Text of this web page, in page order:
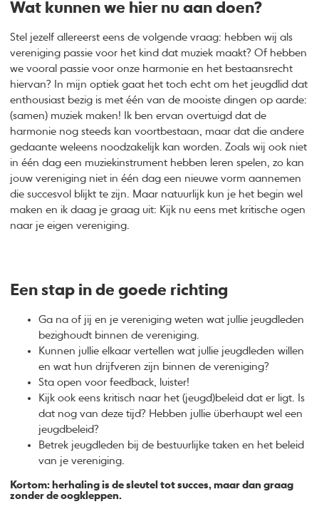
Wat kunnen we hier nu aan doen?
Stel jezelf allereerst eens de volgende vraag: hebben wij als
vereniging passie voor het kind dat muziek maakt? Of hebben
we vooral passie voor onze harmonie en het bestaansrecht
hiervan? In mijn optiek gaat het toch echt om het jeugdlid dat
enthousiast bezig is met één van de mooiste dingen op aarde:
(samen) muziek maken! Ik ben ervan overtuigd dat de
harmonie nog steeds kan voortbestaan, maar dat die andere
gedaante weleens noodzakelijk kan worden. Zoals wij ook niet
in één dag een muziekinstrument hebben leren spelen, zo kan
jouw vereniging niet in één dag een nieuwe vorm aannemen
die succesvol blijkt te zijn. Maar natuurlijk kun je het begin wel
maken en ik daag je graag uit: Kijk nu eens met kritische ogen
naar je eigen vereniging.
Een stap in de goede richting
Ga na of jij en je vereniging weten wat jullie jeugdleden
bezighoudt binnen de vereniging.
Kunnen jullie elkaar vertellen wat jullie jeugdleden willen
en wat hun drijfveren zijn binnen de vereniging?
Sta open voor feedback, luister!
Kijk ook eens kritisch naar het (jeugd)beleid dat er ligt. Is
dat nog van deze tijd? Hebben jullie überhaupt wel een
jeugdbeleid?
Betrek jeugdleden bij de bestuurlijke taken en het beleid
van je vereniging.
Kortom: herhaling is de sleutel tot succes, maar dan graag
zonder de oogkleppen.